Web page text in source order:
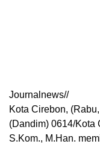
Journalnews//
Kota Cirebon,
(Dandim) 0614/Kota
S.Kom., M.Han.